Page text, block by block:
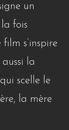
un
fois
s’inspire
la
scelle le
la mère